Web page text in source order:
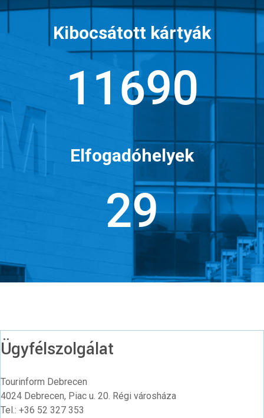
Kibocsátott kártyák
15764
Elfogadóhelyek
40
Ügyfélszolgálat
Tourinform Debrecen
4024 Debrecen, Piac u. 20. Régi városháza
Tel.: +36 52 327 353